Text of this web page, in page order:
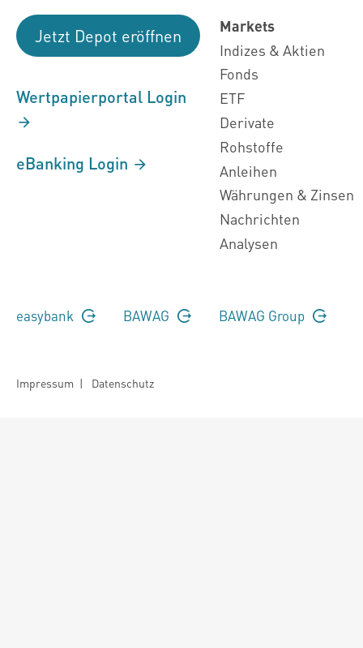
Jetzt Depot eröffnen
Wertpapierportal Login
eBanking Login
Markets
Indizes & Aktien
Fonds
ETF
Derivate
Rohstoffe
Anleihen
Währungen & Zinsen
Nachrichten
Analysen
easybank BAWAG BAWAG Group
Impressum | Datenschutz